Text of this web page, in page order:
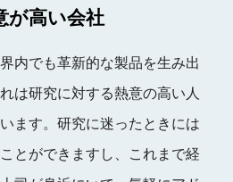
が高い会社
内でも革新的な製品を生み出
は研究に対する熱意の高い人
ます。研究に迷ったときには
とができますし、これまで経